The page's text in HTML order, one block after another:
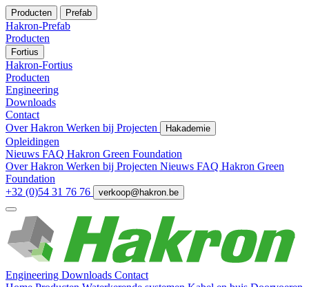
Producten Prefab
Hakron-Prefab
Producten
Fortius
Hakron-Fortius
Producten
Engineering
Downloads
Contact
Over Hakron Werken bij Projecten Hakademie
Opleidingen
Nieuws FAQ Hakron Green Foundation
Over Hakron Werken bij Projecten Nieuws FAQ Hakron Green
Foundation
+32 (0)54 31 76 76
verkoop@hakron.be
Engineering Downloads Contact